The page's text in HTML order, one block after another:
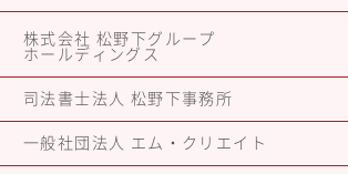
株式会社 松野下グループ
ホールディングス
司法書士法人 松野下事務所
一般社団法人 エム・クリエイト